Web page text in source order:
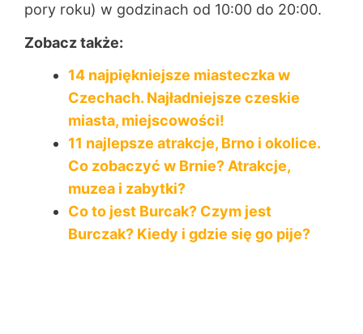
pory roku) w godzinach od 10:00 do 20:00.
Zobacz także:
14 najpiękniejsze miasteczka w
Czechach. Najładniejsze czeskie
miasta, miejscowości!
11 najlepsze atrakcje, Brno i okolice.
Co zobaczyć w Brnie? Atrakcje,
muzea i zabytki?
Co to jest Burcak? Czym jest
Burczak? Kiedy i gdzie się go pije?